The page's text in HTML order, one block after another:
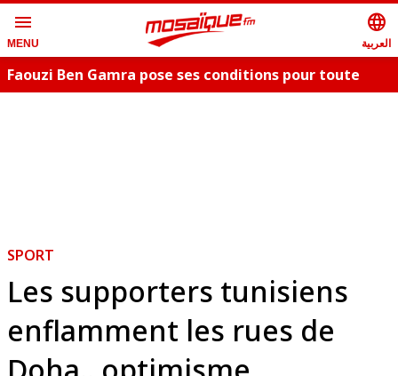
menu
MENU
language
العربية
Faouzi Ben Gamra pose ses conditions pour toute
SPORT
Les supporters tunisiens
enflamment les rues de